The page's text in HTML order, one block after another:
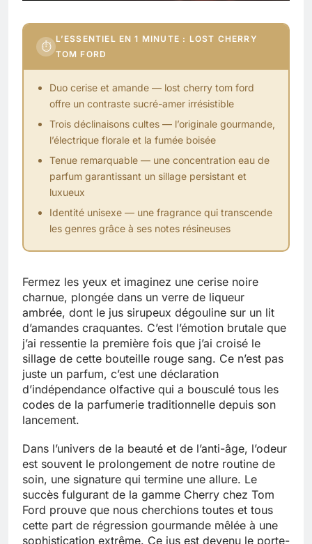
⏱
L’ESSENTIEL EN 1 MINUTE : LOST CHERRY
TOM FORD
Duo cerise et amande — lost cherry tom ford
offre un contraste sucré-amer irrésistible
Trois déclinaisons cultes — l’originale gourmande,
l’électrique florale et la fumée boisée
Tenue remarquable — une concentration eau de
parfum garantissant un sillage persistant et
luxueux
Identité unisexe — une fragrance qui transcende
les genres grâce à ses notes résineuses
Fermez les yeux et imaginez une cerise noire
charnue, plongée dans un verre de liqueur
ambrée, dont le jus sirupeux dégouline sur un lit
d’amandes craquantes. C’est l’émotion brutale que
j’ai ressentie la première fois que j’ai croisé le
sillage de cette bouteille rouge sang. Ce n’est pas
juste un parfum, c’est une déclaration
d’indépendance olfactive qui a bousculé tous les
codes de la parfumerie traditionnelle depuis son
lancement.
Dans l’univers de la beauté et de l’anti-âge, l’odeur
est souvent le prolongement de notre routine de
soin, une signature qui termine une allure. Le
succès fulgurant de la gamme Cherry chez Tom
Ford prouve que nous cherchions toutes et tous
cette part de régression gourmande mêlée à une
sophistication extrême. Ce jus est devenu le porte-